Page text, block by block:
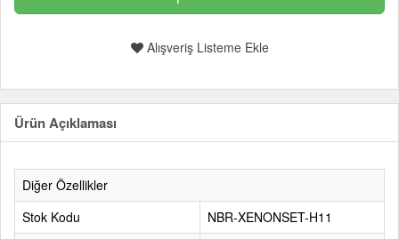
Alışveriş Listeme Ekle
Ürün Açıklaması
Diğer Özellikler
Stok Kodu
NBR-XENONSET-H11